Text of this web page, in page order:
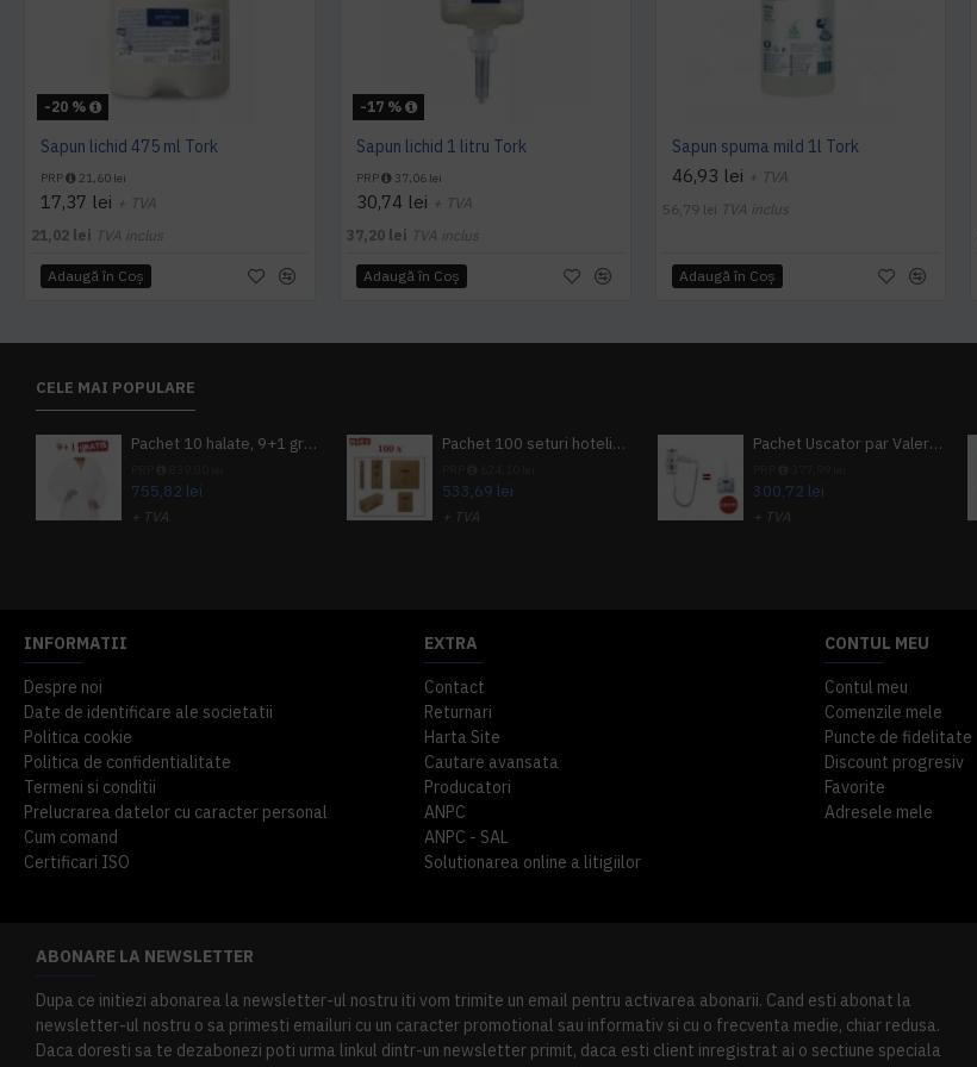
-20 %
Sapun lichid 475 ml Tork
PRP 21,60 lei
17,37 lei + TVA
21,02 lei TVA inclus
Adaugă în Coş
-17 %
Sapun lichid 1 litru Tork
PRP 37,06 lei
30,74 lei + TVA
37,20 lei TVA inclus
Adaugă în Coş
Sapun spuma mild 1l Tork
46,93 lei + TVA
56,79 lei TVA inclus
Adaugă în Coş
CELE MAI POPULARE
Pachet 10 halate, 9+1 gratuit
755,82 lei
+ TVA
Pachet 100 seturi hoteliere, set dentar, set barbierit, casca de dus, pila unghii, set cusut
533,69 lei
+ TVA
Pachet Uscator par Valera Action Super Plus + GRATUIT Sampon si gel de dus Tork
300,72 lei
+ TVA
INFORMATII
Despre noi
Date de identificare ale societatii
Politica cookie
Politica de confidentialitate
Termeni si conditii
Prelucrarea datelor cu caracter personal
Cum comand
Certificari ISO
EXTRA
Contact
Returnari
Harta Site
Cautare avansata
Producatori
ANPC
ANPC - SAL
Solutionarea online a litigiilor
CONTUL MEU
Contul meu
Comenzile mele
Puncte de fidelitate
Discount progresiv
Favorite
Adresele mele
ABONARE LA NEWSLETTER
Dupa ce initiezi abonarea la newsletter-ul nostru iti vom trimite un email pentru activarea abonarii. Cand esti abonat la
newsletter-ul nostru o sa primesti emailuri cu un caracter promotional sau informativ si cu o frecventa medie, chiar redusa.
Daca doresti sa te dezabonezi poti urma linkul dintr-un newsletter primit, daca esti client inregistrat ai o sectiune speciala